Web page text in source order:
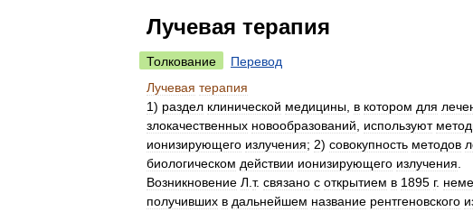
Лучевая терапия
Толкование
Перевод
Лучевая терапия
1) раздел клинической медицины в котором для
злокачественных новообразований используют
ионизирующего излучения; 2) совокупность методов
биологическом действии ионизирующего излучения
Возникновение Л т. связано с открытием в 1895 г.
получивших в дальнейшем название рентгеновского